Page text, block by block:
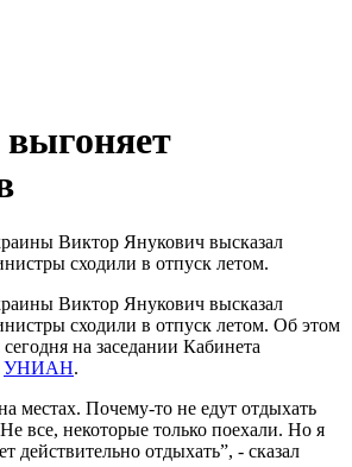
Виктор Янукович высказал
сходили в отпуск летом.
Виктор Янукович высказал
сходили в отпуск летом. Об этом
на заседании Кабинета
УНИАН.
местах. Почему-то не едут отдыхать
все, некоторые только поехали. Но я
действительно отдыхать”, - сказал